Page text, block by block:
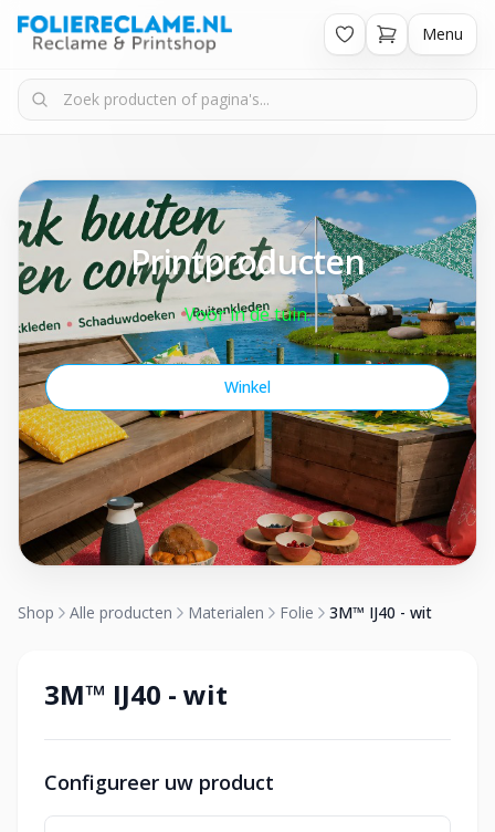
Menu
Printproducten
Voor in de tuin.
Winkel
Shop Alle producten Materialen Folie 3M™ IJ40 - wit
3M™ IJ40 - wit
Configureer uw product